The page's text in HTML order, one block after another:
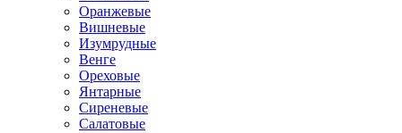
Оранжевые
Вишневые
Изумрудные
Венге
Ореховые
Янтарные
Сиреневые
Салатовые